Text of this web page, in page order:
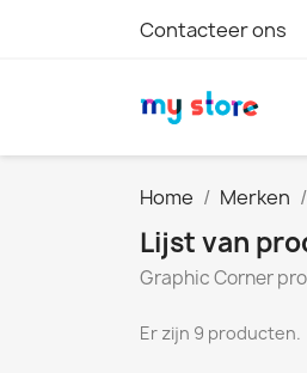
Contacteer ons
Home Merken
Lijst van
Graphic Corner
Er zijn 9 producten.